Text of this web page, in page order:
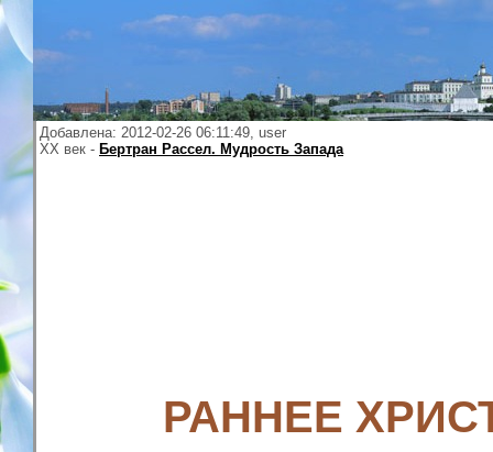
Добавлена: 2012-02-26 06:11:49, user
XX век - Бертран Рассел. Мудрость Запада
РАННЕЕ